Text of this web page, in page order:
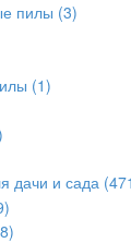
пилы (3)
(1)
дачи и сада